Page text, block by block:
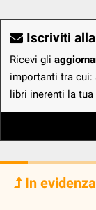
Iscriviti
Ricevi gli
importanti tra cui:
libri inerenti la
In evidenza